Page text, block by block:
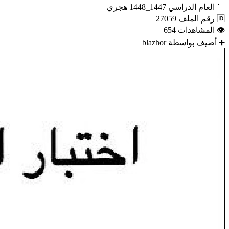
📘 العام الدراسي 1447_1448 هجري
🆔 رقم الملف 27059
👁 المشاهدات 654
➕ أضيف بواسطة blazhor